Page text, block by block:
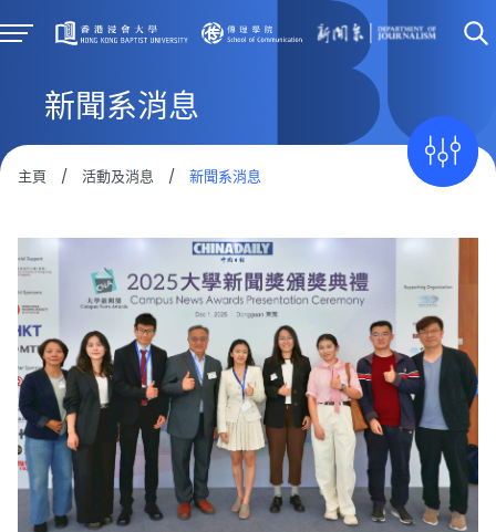
新聞系消息
主頁 / 活動及消息 / 新聞系消息